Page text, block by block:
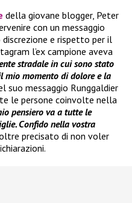
della giovane blogger, Peter
con un messaggio
e rispetto per il
l’ex campione aveva
stradale in cui sono stato
mio momento di dolore e la
suo messaggio Runggaldier
le persone coinvolte nella
pensiero va a tutte le
Confido nella vostra
precisato di non voler